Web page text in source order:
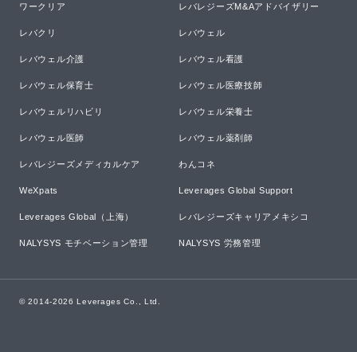
ワークリア レバレジーズM&Aアドバイザリー
レバクリ レバウェル
レバウェル介護 レバウェル看護
レバウェル保育士 レバウェル医療技師
レバウェルリハビリ レバウェル栄養士
レバウェル医師 レバウェル薬剤師
レバレジーズメディカルケア わんコネ
WeXpats Leverages Global Support
Leverages Global（上海） レバレジーズキャリアメキシコ
NALYSYS モチベーション管理 NALYSYS 労務管理
© 2014-2026 Leverages Co., Ltd.